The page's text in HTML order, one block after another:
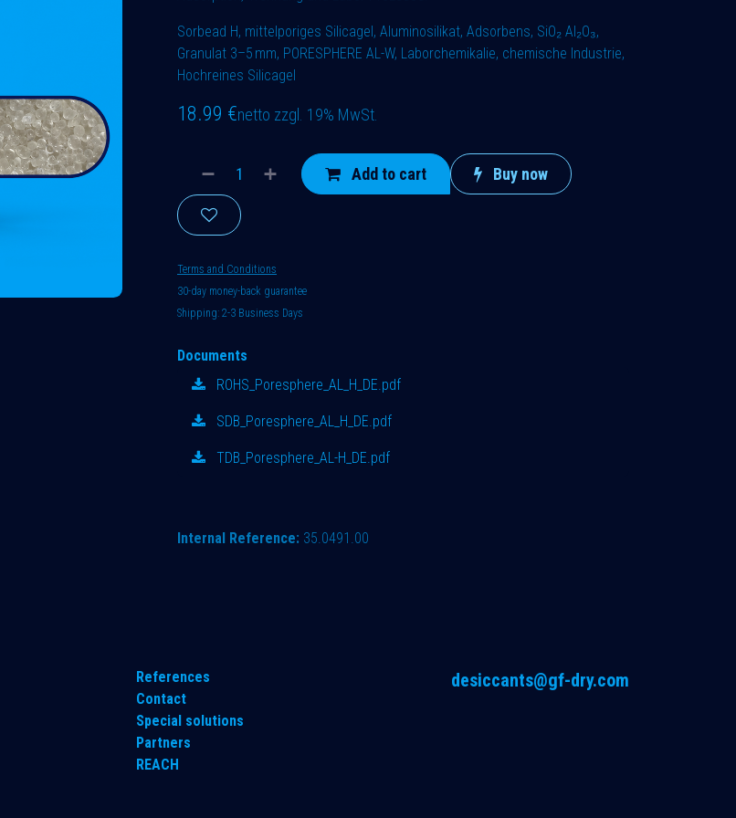
Sorbead H, mittelporiges Silicagel, Aluminosilikat, Adsorbens, SiO₂ Al₂O₃,
Granulat 3–5 mm, PORESPHERE AL-W, Laborchemikalie, chemische Industrie,
Hochreines Silicagel
18.99 €netto zzgl. 19% MwSt.
Add to cart Buy now
Terms and Conditions
30-day money-back guarantee
Shipping: 2-3 Business Days
Documents
ROHS_Poresphere_AL_H_DE.pdf
SDB_Poresphere_AL_H_DE.pdf
TDB_Poresphere_AL-H_DE.pdf
Internal Reference: 35.0491.00
References
Contact
Special solutions
Partners
REACH
desiccants@gf-dry.com